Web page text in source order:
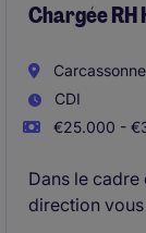
Chargée RH
Carcassonne
CDI
€25.000 -
Dans le
direction